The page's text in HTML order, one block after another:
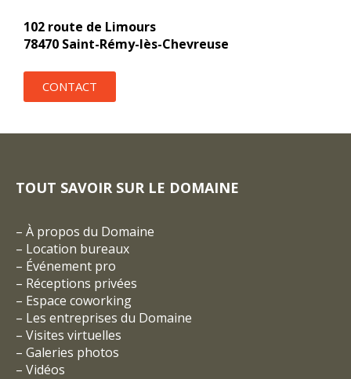
102 route de Limours
78470 Saint-Rémy-lès-Chevreuse
CONTACT
TOUT SAVOIR SUR LE DOMAINE
– À propos du Domaine
– Location bureaux
– Événement pro
– Réceptions privées
– Espace coworking
– Les entreprises du Domaine
– Visites virtuelles
– Galeries photos
– Vidéos